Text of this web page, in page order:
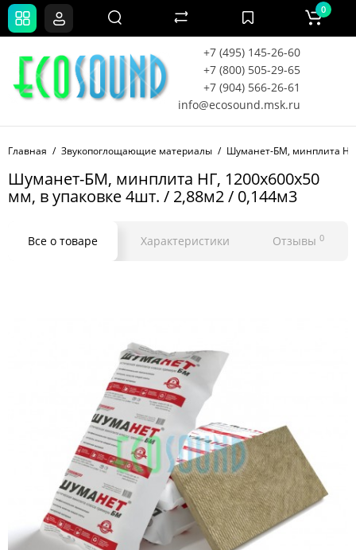
+7 (495) 145-26-60
+7 (800) 505-29-65
+7 (904) 566-26-61
info@ecosound.msk.ru
0
Главная Звукопоглощающие материалы Шуманет-БМ, минплита НГ,
Шуманет-БМ, минплита НГ, 1200х600х50
мм, в упаковке 4шт. / 2,88м2 / 0,144м3
Все о товаре Характеристики Отзывы 0